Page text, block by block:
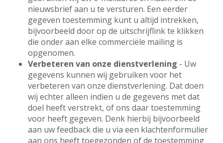
nieuwsbrief aan u te versturen. Een eerder
gegeven toestemming kunt u altijd intrekken,
bijvoorbeeld door op de uitschrijflink te klikken
die onder aan elke commerciële mailing is
opgenomen.
Verbeteren van onze dienstverlening - Uw
gegevens kunnen wij gebruiken voor het
verbeteren van onze dienstverlening. Dat doen
wij echter alleen indien u de gegevens met dat
doel heeft verstrekt, of ons daar toestemming
voor heeft gegeven. Denk hierbij bijvoorbeeld
aan uw feedback die u via een klachtenformulier
aan ons heeft toegezonden of de toestemming